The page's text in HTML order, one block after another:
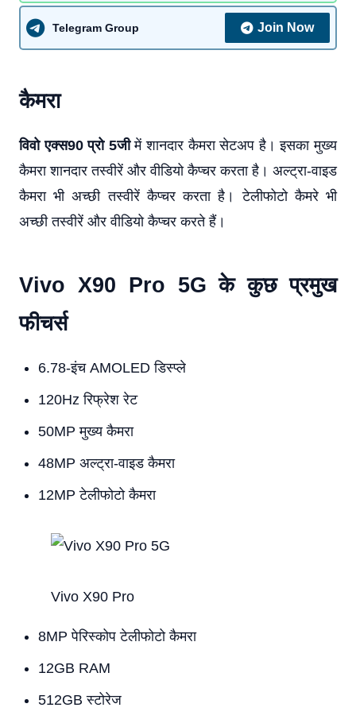
Telegram Group Join Now
कैमरा
विवो एक्स90 प्रो 5जीमें शानदार कैमरा सेटअप है। इसका मुख्य
कैमरा शानदार तस्वीरें और वीडियो कैप्चर करता है। अल्ट्रा-वाइड
कैमरा भी अच्छी तस्वीरें कैप्चर करता है। टेलीफोटो कैमरे भी
अच्छी तस्वीरें और वीडियो कैप्चर करते हैं।
Vivo X90 Pro 5G के कुछ प्रमुख
फीचर्स
6.78-इंच AMOLED डिस्प्ले
120Hz रिफ्रेश रेट
50MP मुख्य कैमरा
48MP अल्ट्रा-वाइड कैमरा
12MP टेलीफोटो कैमरा
Vivo X90 Pro
8MP पेरिस्कोप टेलीफोटो कैमरा
12GB RAM
512GB स्टोरेज